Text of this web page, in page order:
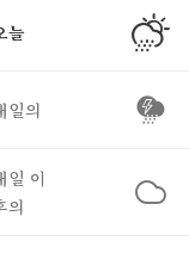
늘
일의
일 이
의